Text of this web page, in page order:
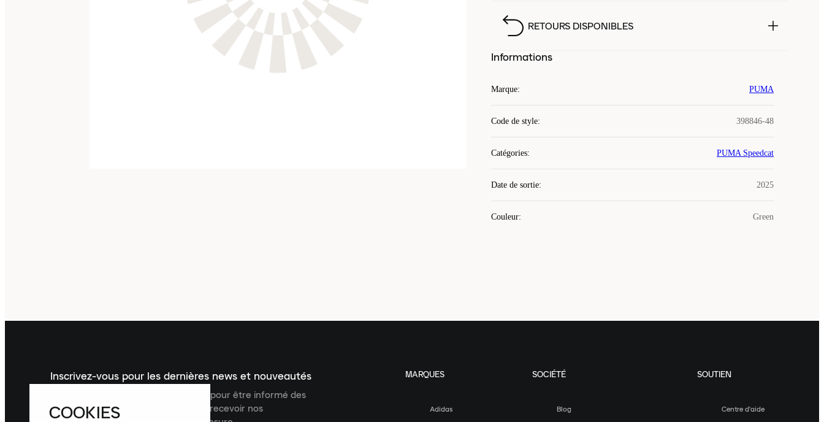
RETOURS DISPONIBLES
Informations
Marque: PUMA
Code de style: 398846-48
Catégories: PUMA Speedcat
Date de sortie: 2025
Couleur: Green
Inscrivez-vous pour les dernières news et nouveautés
Inscrivez-vous à la newsletter Laced pour être informé des
dernières nouveautés, collections et recevoir nos
MARQUES
Adidas
SOCIÉTÉ
Blog
SOUTIEN
Centre d'aide
COOKIES